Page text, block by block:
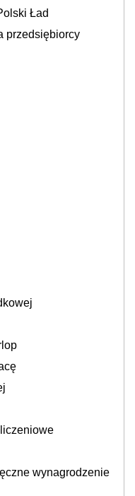
Ład
przedsiębiorcy
wynagrodzenie